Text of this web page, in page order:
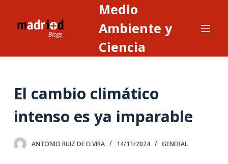
n
Medio
Ambiente y
Ciencia
El cambio climático
intenso es ya imparable
ANTONIO RUIZ DE ELVIRA 14/11/2024 GENERAL